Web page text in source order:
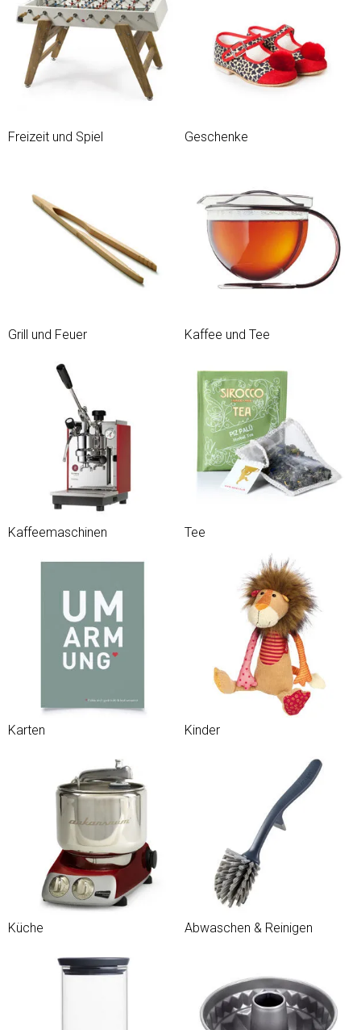
Freizeit und Spiel Geschenke
Grill und Feuer Kaffee und Tee
Kaffeemaschinen Tee
Karten Kinder
Küche Abwaschen & Reinigen